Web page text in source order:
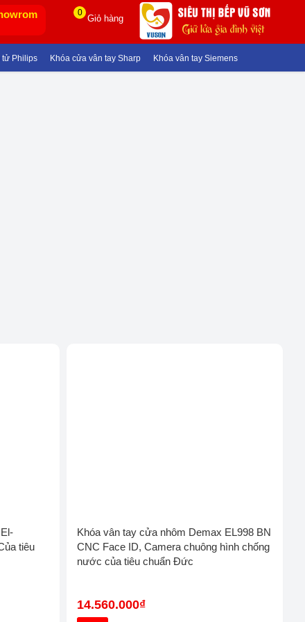
0
Giỏ hàng
Philips Khóa cửa vân tay Sharp Khóa vân tay Siemens
Khóa vân tay cửa nhôm Demax EL998